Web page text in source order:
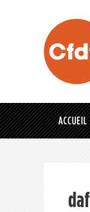
ACCUEIL
daf